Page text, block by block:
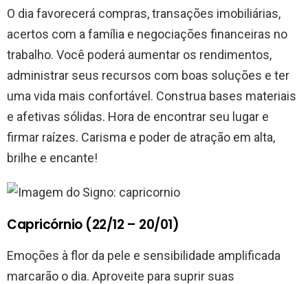
O dia favorecerá compras, transações imobiliárias,
acertos com a família e negociações financeiras no
trabalho. Você poderá aumentar os rendimentos,
administrar seus recursos com boas soluções e ter
uma vida mais confortável. Construa bases materiais
e afetivas sólidas. Hora de encontrar seu lugar e
firmar raízes. Carisma e poder de atração em alta,
brilhe e encante!
Capricórnio (22/12 – 20/01)
Emoções à flor da pele e sensibilidade amplificada
marcarão o dia. Aproveite para suprir suas